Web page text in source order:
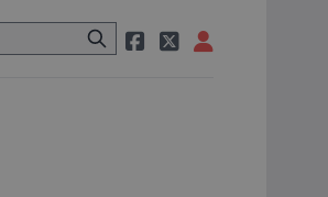
7. srpna 1994: Na americké městečko